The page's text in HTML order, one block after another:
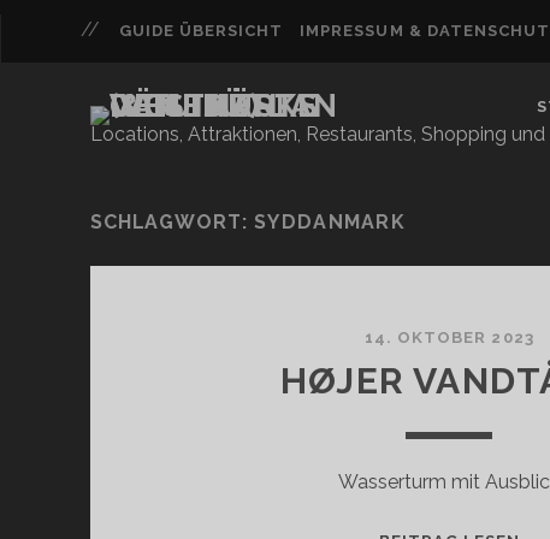
GUIDE ÜBERSICHT IMPRESSUM &
Locations, Attraktionen, Restaurants, Shopping
SCHLAGWORT:SYDDANMARK
14. OKTOBER 2023
HØJER
Wasserturm mit